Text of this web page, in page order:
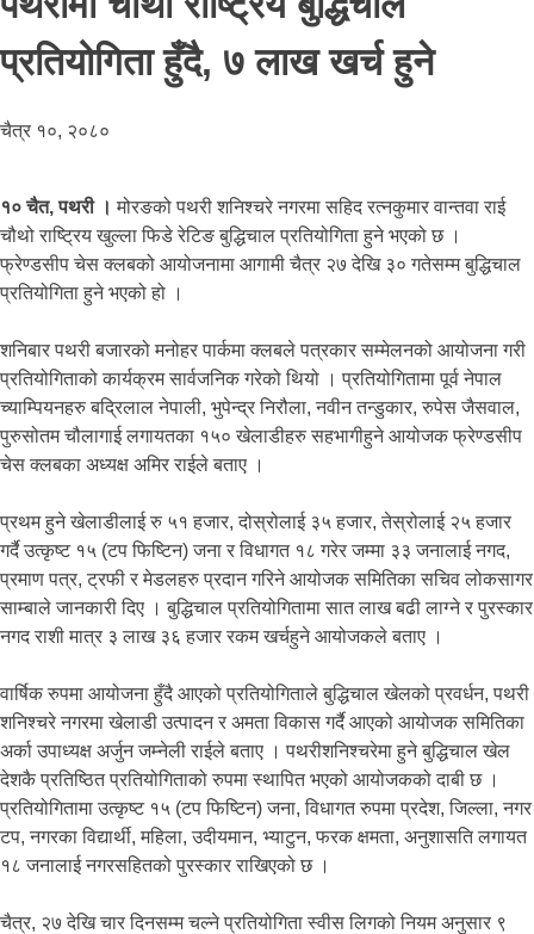
प्रतियोगिता हुँदै, ७ लाख खर्च हुने
चैत्र १०, २०८०
१० चैत, पथरी । मोरङको पथरी शनिश्चरे नगरमा सहिद रत्नकुमार वान्तवा राई
चौथो राष्ट्रिय खुल्ला फिडे रेटिङ बुद्धिचाल प्रतियोगिता हुने भएको छ ।
फ्रेण्डसीप चेस क्लबको आयोजनामा आगामी चैत्र २७ देखि ३० गतेसम्म बुद्धिचाल
प्रतियोगिता हुने भएको हो ।
शनिबार पथरी बजारको मनोहर पार्कमा क्लबले पत्रकार सम्मेलनको आयोजना गरी
प्रतियोगिताको कार्यक्रम सार्वजनिक गरेको थियो । प्रतियोगितामा पूर्व नेपाल
च्याम्पियनहरु बद्रिलाल नेपाली, भुपेन्द्र निरौला, नवीन तन्डुकार, रुपेस जैसवाल,
पुरुसोतम चौलागाई लगायतका १५० खेलाडीहरु सहभागीहुने आयोजक फ्रेण्डसीप
चेस क्लबका अध्यक्ष अमिर राईले बताए ।
प्रथम हुने खेलाडीलाई रु ५१ हजार, दोस्रोलाई ३५ हजार, तेस्रोलाई २५ हजार
गर्दै उत्कृष्ट १५ (टप फिष्टिन) जना र विधागत १८ गरेर जम्मा ३३ जनालाई नगद,
प्रमाण पत्र, ट्रफी र मेडलहरु प्रदान गरिने आयोजक समितिका सचिव लोकसागर
साम्बाले जानकारी दिए । बुद्धिचाल प्रतियोगितामा सात लाख बढी लाग्ने र पुरस्कार
नगद राशी मात्र ३ लाख ३६ हजार रकम खर्चहुने आयोजकले बताए ।
वार्षिक रुपमा आयोजना हुँदै आएको प्रतियोगिताले बुद्धिचाल खेलको प्रवर्धन, पथरी
शनिश्चरे नगरमा खेलाडी उत्पादन र अमता विकास गर्दै आएको आयोजक समितिका
अर्का उपाध्यक्ष अर्जुन जम्नेली राईले बताए । पथरीशनिश्चरेमा हुने बुद्धिचाल खेल
देशकै प्रतिष्ठित प्रतियोगिताको रुपमा स्थापित भएको आयोजकको दाबी छ ।
प्रतियोगितामा उत्कृष्ट १५ (टप फिष्टिन) जना, विधागत रुपमा प्रदेश, जिल्ला, नगर
टप, नगरका विद्यार्थी, महिला, उदीयमान, भ्याटुन, फरक क्षमता, अनुशासति लगायत
१८ जनालाई नगरसहितको पुरस्कार राखिएको छ ।
चैत्र, २७ देखि चार दिनसम्म चल्ने प्रतियोगिता स्वीस लिगको नियम अनुसार ९